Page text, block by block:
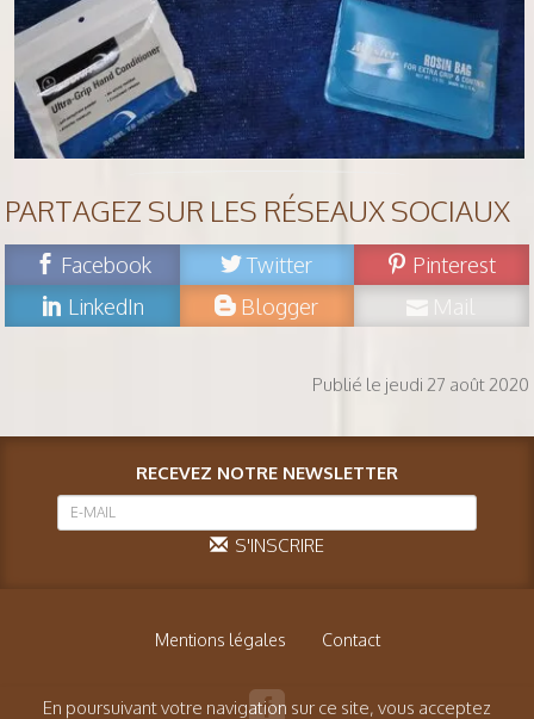
PARTAGEZ SUR LES RÉSEAUX SOCIAUX
Facebook Twitter
Pinterest
LinkedIn
Blogger Mail
Publié le jeudi 27 août 2020
RECEVEZ NOTRE NEWSLETTER
S'INSCRIRE
Mentions légales Contact
En poursuivant votre navigation sur ce site, vous acceptez